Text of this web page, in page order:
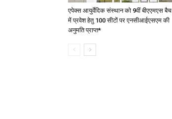
एपेक्स आयुर्वेदिक संस्थान को 9वीं बीएएमएस बैच
में प्रवेश हेतु 100 सीटों पर एनसीआईएसएम की
अनुमति प्राप्त*